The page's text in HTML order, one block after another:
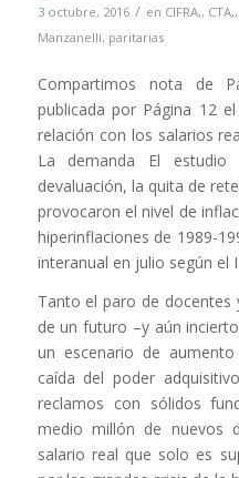
3 octubre, 2016 / en CIFRA,, CTA,,
Manzanelli, paritarias
Compartimos nota de
publicada por Página 12
relación con los salarios
La demanda El
devaluación, la quita de
provocaron el nivel de
hiperinflaciones de 1989-
interanual en julio según el
Tanto el paro de
de un futuro –y aún
un escenario de
caída del poder
reclamos con sólidos
medio millón de nuevos
salario real que solo es